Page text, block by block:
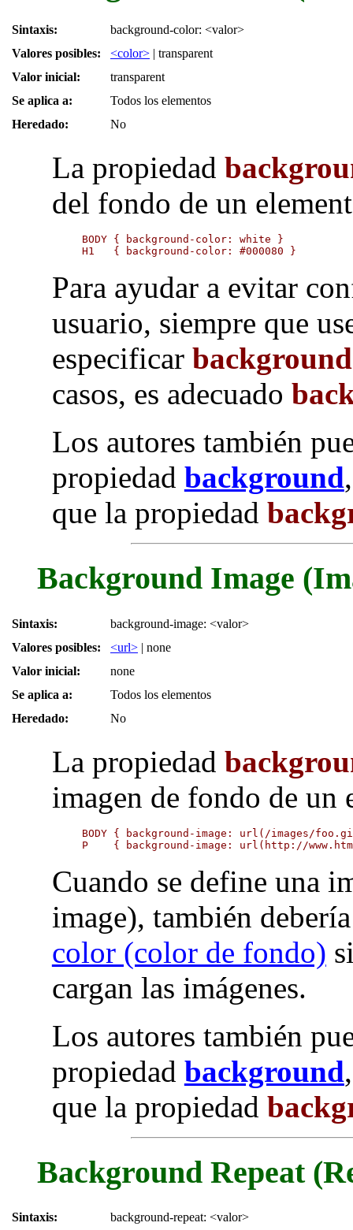
Sintaxis:
background-color: <valor>
Valores posibles:
<color> | transparent
Valor inicial:
transparent
Se aplica a:
Todos los elementos
Heredado:
No
La propiedad
del fondo de un
BODY { background-color: white }
H1   { background-color: #000080 }
Para ayudar a evitar
usuario, siempre que
especificar
casos, es adecuado
Los autores también
propiedad background
que la propiedad
Background Image
Sintaxis:
background-image: <valor>
Valores posibles:
<url> | none
Valor inicial:
none
Se aplica a:
Todos los elementos
Heredado:
No
La propiedad
imagen de fondo de un
BODY { background-image: url(/images/
P    { background-image: url(http://
Cuando se define una
image), también
color (color de fondo)
cargan las imágenes.
Los autores también
propiedad background
que la propiedad
Background Repeat
Sintaxis: background-repeat: <valor>